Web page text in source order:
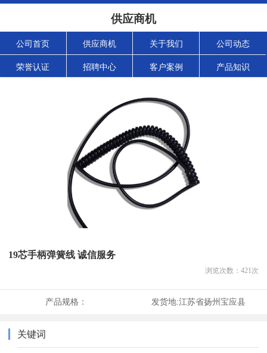
供应商机
公司首页 供应商机 关于我们 公司动态
荣誉认证 招聘中心 客户案例 产品知识
19芯手柄弹簧线 诚信服务
浏览次数： 421次
产品规格： 发货地:江苏省扬州宝应县
关键词